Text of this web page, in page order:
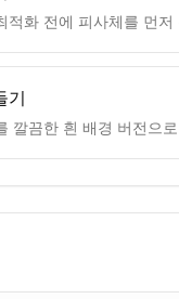
적화 전에 피사체를 먼저
기
깔끔한 흰 배경 버전으